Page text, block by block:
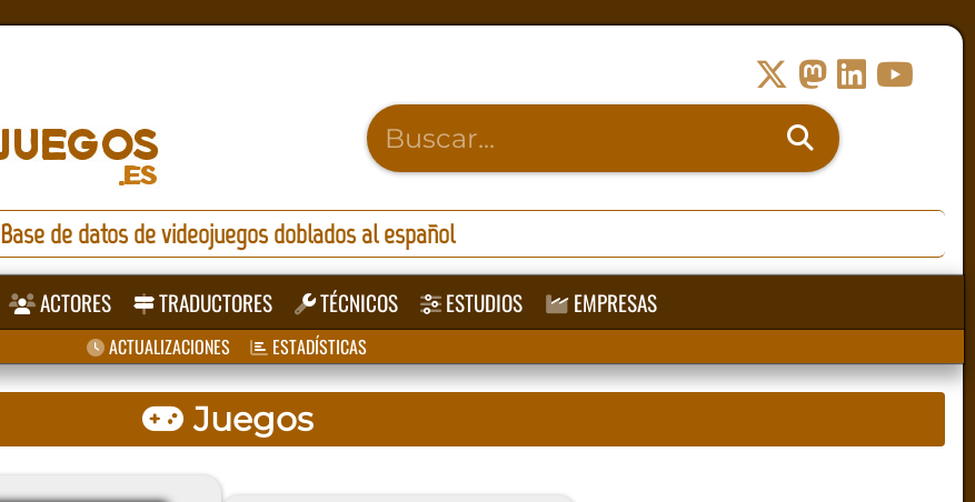
Base de datos de videojuegos doblados al español
ACTORES TRADUCTORES TÉCNICOS ESTUDIOS EMPRESAS
ACTUALIZACIONES ESTADÍSTICAS
Juegos